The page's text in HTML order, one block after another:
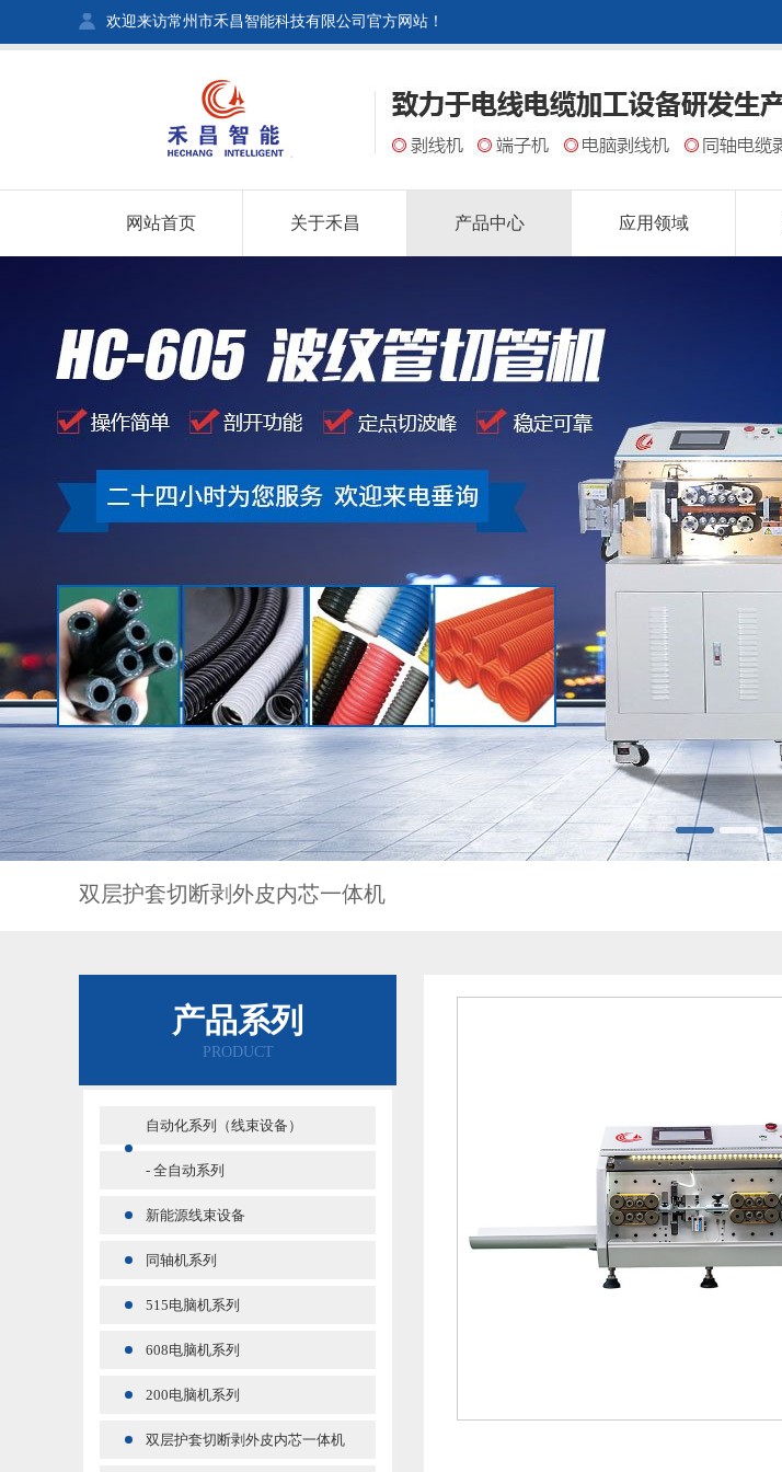
欢迎来访常州市禾昌智能科技有限公司官方网站！
网站首页 关于禾昌 产品中心 应用领域
双层护套切断剥外皮内芯一体机
产品系列
PRODUCT
自动化系列（线束设备）
- 全自动系列
新能源线束设备
同轴机系列
515电脑机系列
608电脑机系列
200电脑机系列
双层护套切断剥外皮内芯一体机